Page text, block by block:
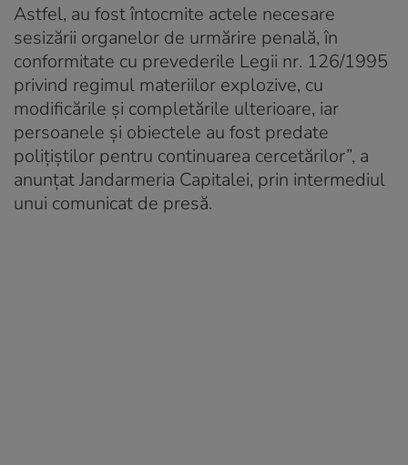
Astfel, au fost întocmite actele necesare
sesizării organelor de urmărire penală, în
conformitate cu prevederile Legii nr. 126/1995
privind regimul materiilor explozive, cu
modificările și completările ulterioare, iar
persoanele și obiectele au fost predate
polițiștilor pentru continuarea cercetărilor”, a
anunțat Jandarmeria Capitalei, prin intermediul
unui comunicat de presă.